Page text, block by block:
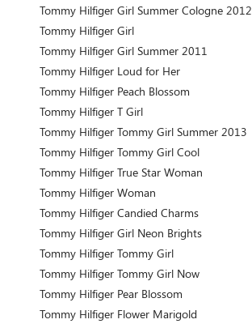
Tommy Hilfiger Girl Summer Cologne 2012
Tommy Hilfiger Girl
Tommy Hilfiger Girl Summer 2011
Tommy Hilfiger Loud for Her
Tommy Hilfiger Peach Blossom
Tommy Hilfiger T Girl
Tommy Hilfiger Tommy Girl Summer 2013
Tommy Hilfiger Tommy Girl Cool
Tommy Hilfiger True Star Woman
Tommy Hilfiger Woman
Tommy Hilfiger Candied Charms
Tommy Hilfiger Girl Neon Brights
Tommy Hilfiger Tommy Girl
Tommy Hilfiger Tommy Girl Now
Tommy Hilfiger Pear Blossom
Tommy Hilfiger Flower Marigold